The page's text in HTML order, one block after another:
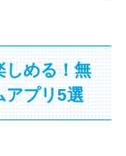
しめる！無
アプリ5選